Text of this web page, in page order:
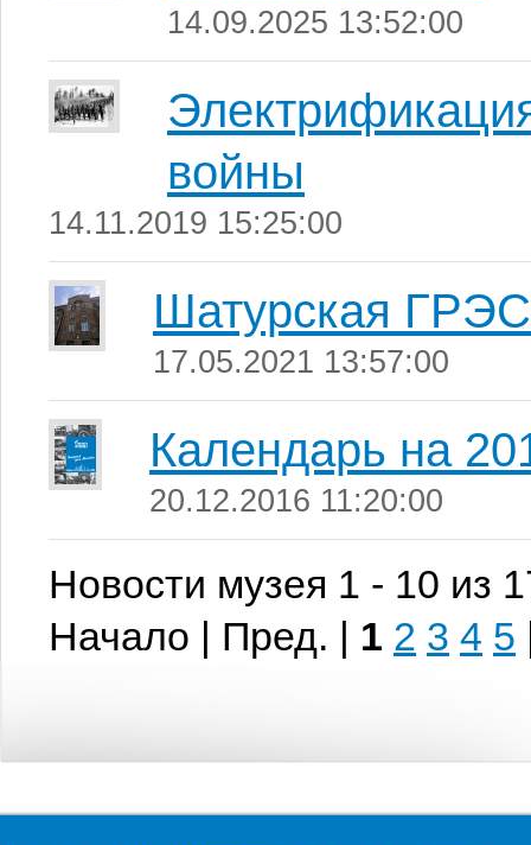
14.09.2025 13:52:00
войны
14.11.2019 15:25:00
Шатурская ГРЭС
17.05.2021 13:57:00
Календарь на
20.12.2016 11:20:00
Новости музея 1 - 10 из
Начало | Пред. | 1 2 3 4 5